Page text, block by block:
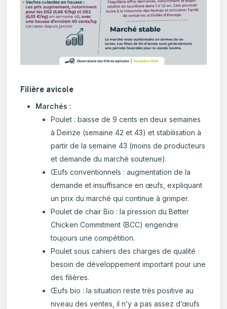
Filière avicole
Marchés :
Poulet : baisse de 9 cents en deux semaines
à Deinze (semaine 42 et 43) et stabilisation à
partir de la semaine 43 (moins de producteurs
et demande du marché soutenue).
Œufs conventionnels : augmentation de la
demande et insuffisance en œufs, expliquant
un prix du marché qui continue à grimper.
Poulet de chair Bio : la pression du Better
Chicken Commitment (BCC) engendre
toujours une compétition.
Poulet sous cahiers des charges de qualité :
besoin de développement important pour une
des filières.
Œufs bio : la situation reste très positive au
niveau des ventes, il n’y a pas assez d’œufs